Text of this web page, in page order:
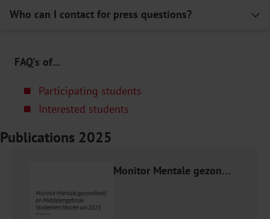
Who can I contact for press questions?
FAQ's of...
Participating students
Interested students
Publications 2025
Monitor Mentale gezondheid en Middelengebruik Studenten hbo en wo 2025